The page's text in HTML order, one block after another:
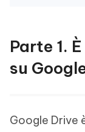
Parte 1.
su
Google Drive